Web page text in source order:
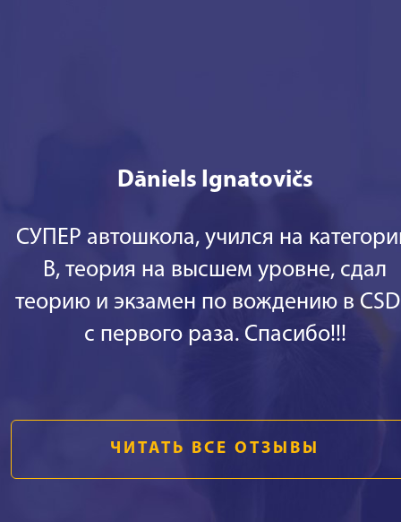
Dāniels Ignatovičs
СУПЕР автошкола, учился на
В, теория на высшем уровне, сдал
теорию и экзамен по вождению в
с первого раза. Спасибо!!!
ЧИТАТЬ ВСЕ ОТЗЫВЫ